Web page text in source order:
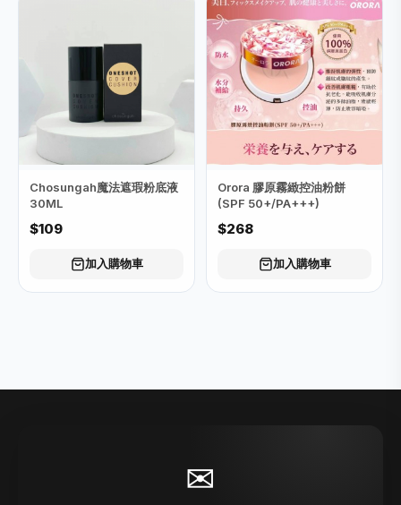
Chosungah魔法遮瑕粉底液
30ML
$109
加入購物車
Orora 膠原霧緻控油粉餅
(SPF 50+/PA+++)
$268
加入購物車
✉